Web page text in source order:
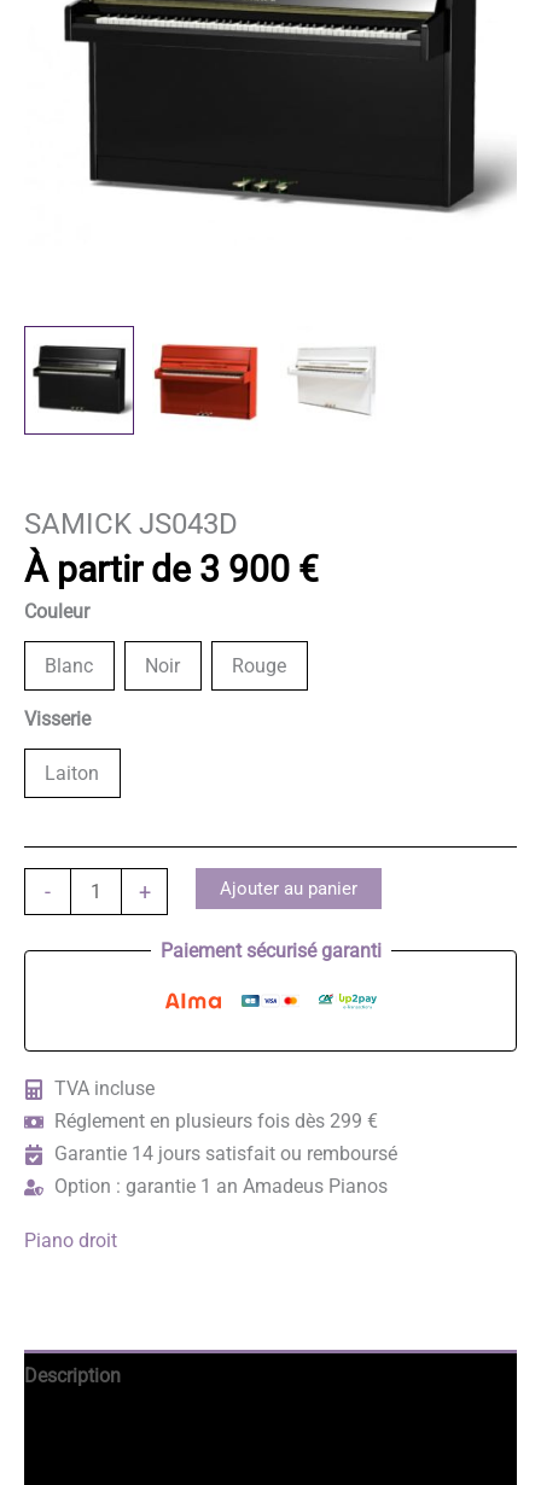
SAMICK JS043D
À partir de 3 900 €
Couleur
Blanc Noir Rouge
Visserie
Laiton
-
quantité
de
SAMICK
+ Ajouter au panier
Paiement sécurisé garanti
TVA incluse
Réglement en plusieurs fois dès 299 €
Garantie 14 jours satisfait ou remboursé
Option : garantie 1 an Amadeus Pianos
Piano droit
Description